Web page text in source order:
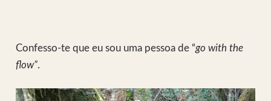
Confesso-te que eu sou uma pessoa de “go with the
flow”.